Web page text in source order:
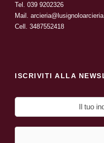
Tel. 039 9202326
Mail.
Cell. 3487552418
ISCRIVITI ALLA